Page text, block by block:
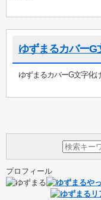
ゆずまるカバーG
ゆずまるカバーG文字化
プロフィール